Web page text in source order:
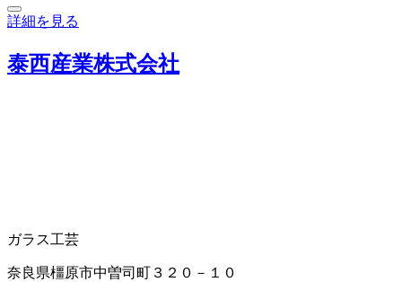
詳細を見る
泰西産業株式会社
ガラス工芸
奈良県橿原市中曽司町３２０－１０